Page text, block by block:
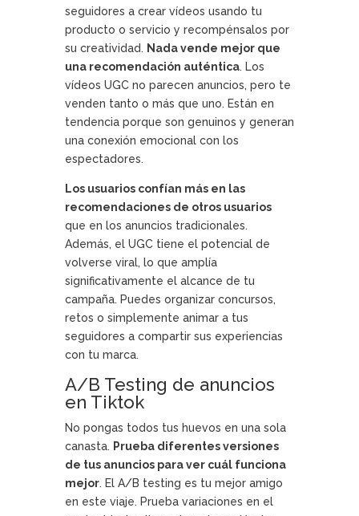
seguidores a crear vídeos usando tu
producto o servicio y recompénsalos por
su creatividad. Nada vende mejor que
una recomendación auténtica. Los
vídeos UGC no parecen anuncios, pero te
venden tanto o más que uno. Están en
tendencia porque son genuinos y generan
una conexión emocional con los
espectadores.
Los usuarios confían más en las
recomendaciones de otros usuarios
que en los anuncios tradicionales.
Además, el UGC tiene el potencial de
volverse viral, lo que amplía
significativamente el alcance de tu
campaña. Puedes organizar concursos,
retos o simplemente animar a tus
seguidores a compartir sus experiencias
con tu marca.
A/B Testing de anuncios
en Tiktok
No pongas todos tus huevos en una sola
canasta. Prueba diferentes versiones
de tus anuncios para ver cuál funciona
mejor. El A/B testing es tu mejor amigo
en este viaje. Prueba variaciones en el